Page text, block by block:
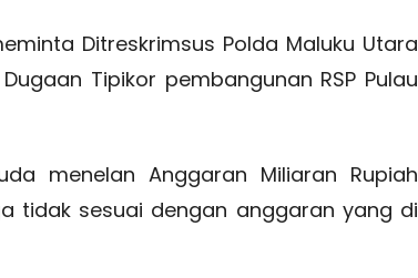
Ditreskrimsus Polda Maluku Utara
Tipikor pembangunan RSP Pulau
menelan Anggaran Miliaran Rupiah
tidak sesuai dengan anggaran yang di